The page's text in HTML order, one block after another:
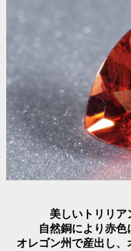
美しいトリリア
自然銅により赤色
オレゴン州で産出し